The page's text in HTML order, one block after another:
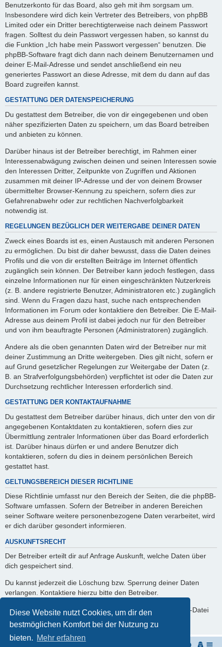
Diese Website nutzt Cookies, um dir den
bestmöglichen Komfort bei der Nutzung zu
bieten. Mehr erfahren
Benutzerkonto für das Board, also geh mit ihm sorgsam um.
Insbesondere wird dich kein Vertreter des Betreibers, von phpBB
Limited oder ein Dritter berechtigterweise nach deinem Passwort
fragen. Solltest du dein Passwort vergessen haben, so kannst du
die Funktion „Ich habe mein Passwort vergessen“ benutzen. Die
phpBB-Software fragt dich dann nach deinem Benutzernamen und
deiner E-Mail-Adresse und sendet anschließend ein neu
generiertes Passwort an diese Adresse, mit dem du dann auf das
Board zugreifen kannst.
GESTATTUNG DER DATENSPEICHERUNG
Du gestattest dem Betreiber, die von dir eingegebenen und oben
näher spezifizierten Daten zu speichern, um das Board betreiben
und anbieten zu können.
Darüber hinaus ist der Betreiber berechtigt, im Rahmen einer
Interessenabwägung zwischen deinen und seinen Interessen sowie
den Interessen Dritter, Zeitpunkte von Zugriffen und Aktionen
zusammen mit deiner IP-Adresse und der von deinem Browser
übermittelter Browser-Kennung zu speichern, sofern dies zur
Gefahrenabwehr oder zur rechtlichen Nachverfolgbarkeit
notwendig ist.
REGELUNGEN BEZÜGLICH DER WEITERGABE DEINER DATEN
Zweck eines Boards ist es, einen Austausch mit anderen Personen
zu ermöglichen. Du bist dir daher bewusst, dass die Daten deines
Profils und die von dir erstellten Beiträge im Internet öffentlich
zugänglich sein können. Der Betreiber kann jedoch festlegen, dass
einzelne Informationen nur für einen eingeschränkten Nutzerkreis
(z. B. andere registrierte Benutzer, Administratoren etc.) zugänglich
sind. Wenn du Fragen dazu hast, suche nach entsprechenden
Informationen im Forum oder kontaktiere den Betreiber. Die E-Mail-
Adresse aus deinem Profil ist dabei jedoch nur für den Betreiber
und von ihm beauftragte Personen (Administratoren) zugänglich.
Andere als die oben genannten Daten wird der Betreiber nur mit
deiner Zustimmung an Dritte weitergeben. Dies gilt nicht, sofern er
auf Grund gesetzlicher Regelungen zur Weitergabe der Daten (z.
B. an Strafverfolgungsbehörden) verpflichtet ist oder die Daten zur
Durchsetzung rechtlicher Interessen erforderlich sind.
GESTATTUNG DER KONTAKTAUFNAHME
Du gestattest dem Betreiber darüber hinaus, dich unter den von dir
angegebenen Kontaktdaten zu kontaktieren, sofern dies zur
Übermittlung zentraler Informationen über das Board erforderlich
ist. Darüber hinaus dürfen er und andere Benutzer dich
kontaktieren, sofern du dies in deinem persönlichen Bereich
gestattet hast.
GELTUNGSBEREICH DIESER RICHTLINIE
Diese Richtlinie umfasst nur den Bereich der Seiten, die die phpBB-
Software umfassen. Sofern der Betreiber in anderen Bereichen
seiner Software weitere personenbezogene Daten verarbeitet, wird
er dich darüber gesondert informieren.
AUSKUNFTSRECHT
Der Betreiber erteilt dir auf Anfrage Auskunft, welche Daten über
dich gespeichert sind.
Du kannst jederzeit die Löschung bzw. Sperrung deiner Daten
verlangen. Kontaktiere hierzu bitte den Betreiber.
Du kannst jederzeit Deine persönlichen Profildaten als CSV-Datei
runterladen.